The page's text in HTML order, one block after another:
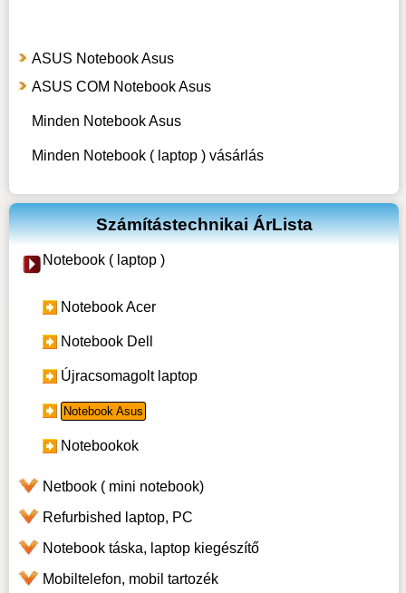
ASUS Notebook Asus
ASUS COM Notebook Asus
Minden Notebook Asus
Minden Notebook ( laptop ) vásárlás
Számítástechnikai ÁrLista
Notebook ( laptop )
Notebook Acer
Notebook Dell
Újracsomagolt laptop
Notebook Asus
Notebookok
Netbook ( mini notebook)
Refurbished laptop, PC
Notebook táska, laptop kiegészítő
Mobiltelefon, mobil tartozék